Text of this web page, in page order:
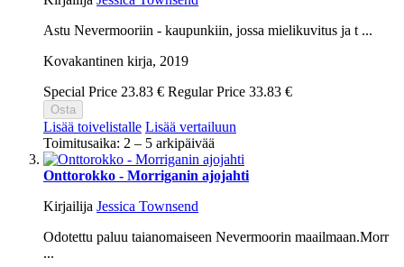
Astu Nevermooriin - kaupunkiin, jossa mielikuvitus ja t ...
Kovakantinen kirja, 2019
Special Price 23.83 € Regular Price 33.83 €
Osta
Lisää toivelistalle Lisää vertailuun
Toimitusaika: 2 – 5 arkipäivää
Onttorokko - Morriganin ajojahti
Kirjailija Jessica Townsend
Odotettu paluu taianomaiseen Nevermoorin maailmaan.Morr
...